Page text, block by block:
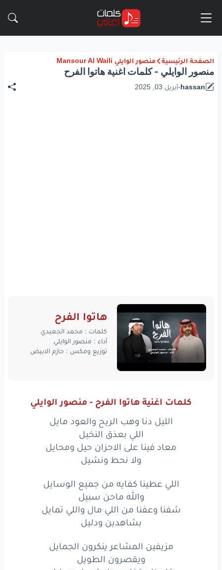
الصفحة الرئيسية منصور الوايلي Mansour Al Waili
منصور الوايلي - كلمات اغنية هاتوا الفرح
hassan
-أبريل 03, 2025
هاتوا الفرح
كلمات : محمد الجعيدي
أداء : منصور الوايلي
توزيع ومكس : حازم الابيض
كلمات اغنية هاتوا الفرح - منصور الوايلي
الليل دنا وهب الريح والعود مايل
اللي بعذق النخيل
معاد فينا على الاحزان حيل ومحايل
ولا نحط ونشيل
اللي عطينا كفايه من جميع الوسايل
والله ماحن سبيل
شفنا وعفنا من اللي مال واللي تمايل
بشاهدين ودليل
مزيفين المشاعر ينكرون الجمايل
ويقصرون الطويل